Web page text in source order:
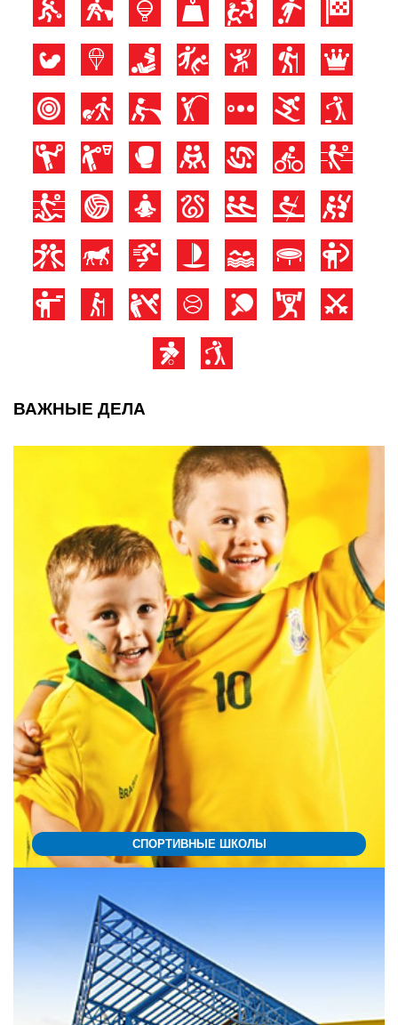
ВАЖНЫЕ ДЕЛА
СПОРТИВНЫЕ ШКОЛЫ